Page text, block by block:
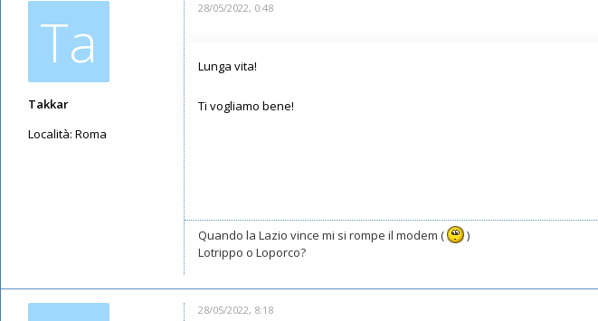
Ta
Takkar
Località: Roma
28/05/2022, 0:48
Lunga vita!
Ti vogliamo bene!
Quando la Lazio vince mi si rompe il modem (
)
Lotrippo o Loporco?
28/05/2022, 8:18